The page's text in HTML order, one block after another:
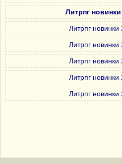
Литрпг
Литрпг новинки
Литрпг новинки
Литрпг новинки
Литрпг новинки
Литрпг новинки